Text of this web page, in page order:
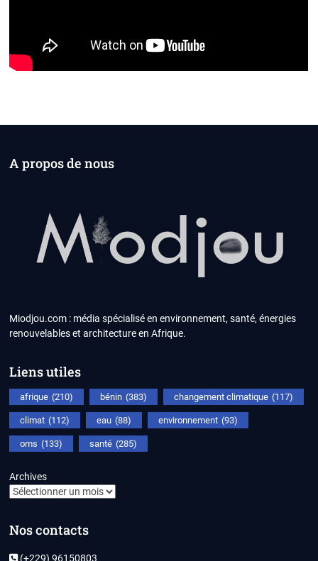
A propos de nous
Miodjou.com : média spécialisé en environnement, santé, énergies
renouvelables et architecture en Afrique.
Liens utiles
afrique (210) bénin (383) changement climatique (117)
climat (112) eau (88) environnement (93)
oms (133) santé (285)
Archives
Nos contacts
(+229) 96150803